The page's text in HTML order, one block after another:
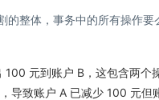
的整体，事务中的所有操作
元到账户 B，这包含两个
导致账户 A 已减少 100 元